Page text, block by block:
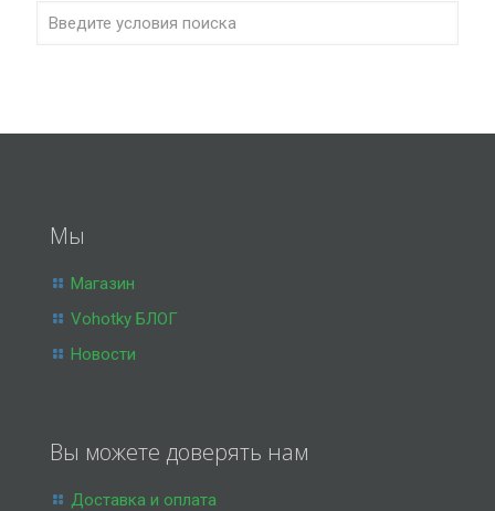
Мы
Магазин
Vohotky БЛОГ
Новости
Вы можете доверять нам
Доставка и оплата